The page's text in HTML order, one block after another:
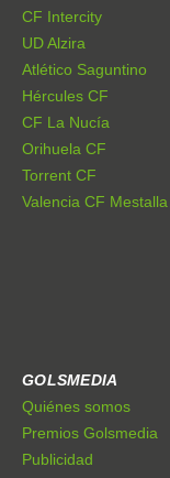
CF Intercity
UD Alzira
Atlético Saguntino
Hércules CF
CF La Nucía
Orihuela CF
Torrent CF
Valencia CF Mestalla
GOLSMEDIA
Quiénes somos
Premios Golsmedia
Publicidad